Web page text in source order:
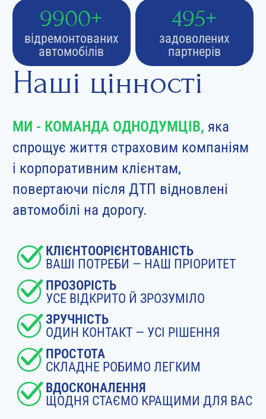
10000+
відремонтованих
автомобілів
500+
задоволених
партнерів
Наші цінності
МИ - КОМАНДА ОДНОДУМЦІВ, яка
спрощує життя страховим компаніям
і корпоративним клієнтам,
повертаючи після ДТП відновлені
автомобілі на дорогу.
КЛІЄНТООРІЄНТОВАНІСТЬ
ВАШІ ПОТРЕБИ — НАШ ПРІОРИТЕТ
ПРОЗОРІСТЬ
УСЕ ВІДКРИТО Й ЗРОЗУМІЛО
ЗРУЧНІСТЬ
ОДИН КОНТАКТ — УСІ РІШЕННЯ
ПРОСТОТА
СКЛАДНЕ РОБИМО ЛЕГКИМ
ВДОСКОНАЛЕННЯ
ЩОДНЯ СТАЄМО КРАЩИМИ ДЛЯ ВАС